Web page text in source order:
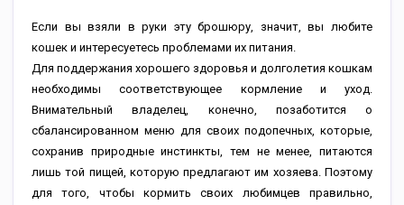
Если вы взяли в руки эту брошюру, значит, вы любите
кошек и интересуетесь проблемами их питания.
Для поддержания хорошего здоровья и долголетия кошкам
необходимы соответствующее кормление и уход.
Внимательный владелец, конечно, позаботится о
сбалансированном меню для своих подопечных, которые,
сохранив природные инстинкты, тем не менее, питаются
лишь той пищей, которую предлагают им хозяева. Поэтому
для того, чтобы кормить своих любимцев правильно,